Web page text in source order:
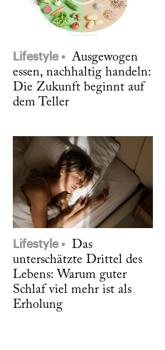
Lifestyle
Ausgewogen
essen, nachhaltig handeln:
Die Zukunft beginnt auf
dem Teller
Lifestyle
Das
unterschätzte Drittel des
Lebens: Warum guter
Schlaf viel mehr ist als
Erholung